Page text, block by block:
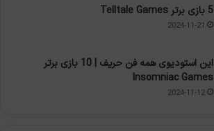
5 بازی برتر Telltale Games
2024-11-21
این استودیوی همه فن حریف | 10 بازی برتر
Insomniac Games
2024-11-12